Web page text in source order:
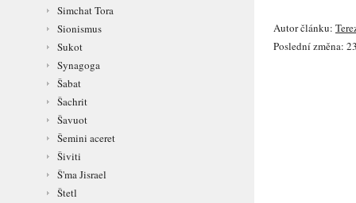
Simchat Tora
Sionismus
Sukot
Synagoga
Šabat
Šachrit
Šavuot
Šemini aceret
Šiviti
Š'ma Jisrael
Štetl
Autor článku:
Poslední změna: